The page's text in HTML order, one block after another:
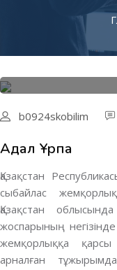
b0924skobilim
Адал Ұрпақ
Қазақстан
сыбайлас
Қазақстан
жоспарының
жемқорлыққа
арналған